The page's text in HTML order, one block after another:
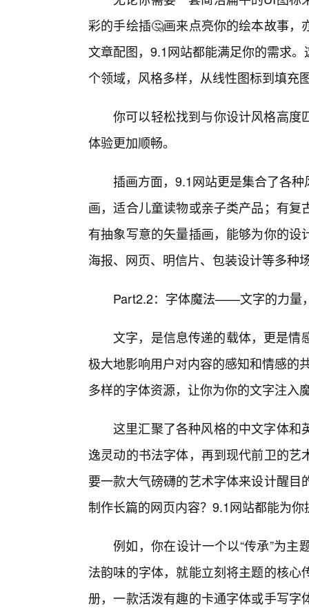
彩的手绘插🤔画来点亮你的绘本故事
文章配图，9.1网站都能满足你的需求
个领域，风格多样，从线性图标到填充
你可以轻松找到与你设计风格高度
体验更加顺畅。
插画方面，9.1网站更是集合了各
画，适合儿童读物或亲子类产品；有
有抽象写意的矢量插画，能够为你的
海报、网页、明信片、包装设计等多种
Part2.2：字体魔法——文字的力量
文字，是信息传递的载体，更是情
极大地影响用户对内容的感知和情感的
多样的字体资源，让你为你的文字注入
这里汇聚了各种风格的中文字体和
逸灵动的书法字体，再到现代前卫的
要一款大气磅礴的艺术字体来设计醒
制作长篇的网页内容？9.1网站都能为
例如，你在设计一个以“传承”为
法韵味的字体，就能立刻将主题的核
册，一款活泼有趣的卡通字体或手写